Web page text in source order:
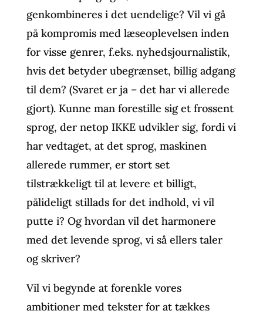
genkombineres i det uendelige? Vil vi gå
på kompromis med læseoplevelsen inden
for visse genrer, f.eks. nyhedsjournalistik,
hvis det betyder ubegrænset, billig adgang
til dem? (Svaret er ja – det har vi allerede
gjort). Kunne man forestille sig et frossent
sprog, der netop IKKE udvikler sig, fordi vi
har vedtaget, at det sprog, maskinen
allerede rummer, er stort set
tilstrækkeligt til at levere et billigt,
pålideligt stillads for det indhold, vi vil
putte i? Og hvordan vil det harmonere
med det levende sprog, vi så ellers taler
og skriver?
Vil vi begynde at forenkle vores
ambitioner med tekster for at tækkes